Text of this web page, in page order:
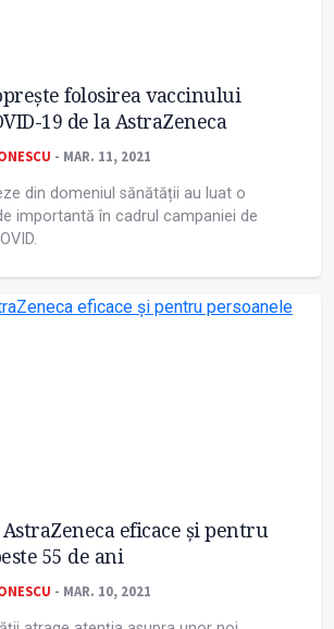
folosirea vaccinului
19 de la AstraZeneca
- MAR. 11, 2021
din domeniul sănătății au luat o
importantă în cadrul campaniei de
eficace și pentru
55 de ani
- MAR. 10, 2021